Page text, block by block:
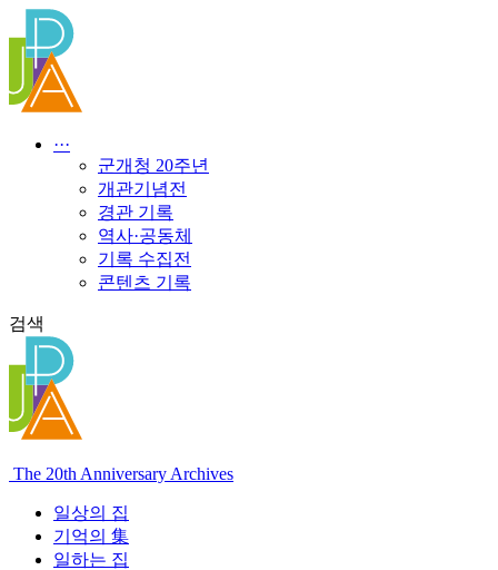
텐
로
건
···
군개청 20주년
개관기념전
경관 기록
역사·공동체
기록 수집전
콘텐츠 기록
검색
The 20th Anniversary Archives
일상의 집
기억의 集
일하는 집